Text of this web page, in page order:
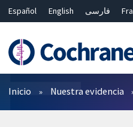
Español English فارسی
Bahasa Malaysia
ไทย 繁體中
Filtros
Inicio Nuestra evidencia